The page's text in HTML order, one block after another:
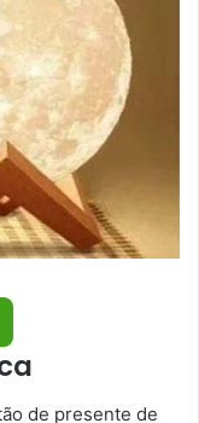
de presente de